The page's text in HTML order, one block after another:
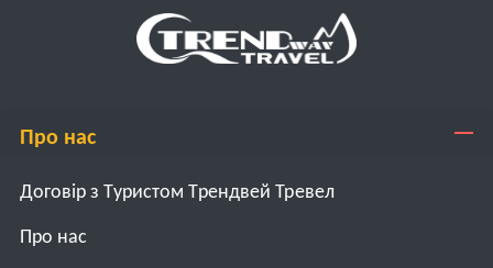
Про нас
Договір з Туристом Трендвей Тревел
Про нас